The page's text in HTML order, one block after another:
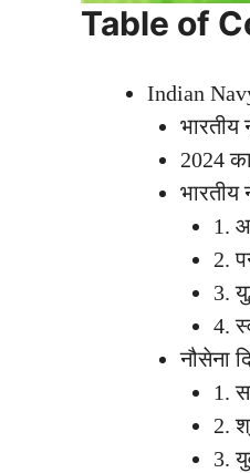
Table of
Indian
भारतीय
2024
1.
2.
3.
4.
नौसेना
1.
2.
3.